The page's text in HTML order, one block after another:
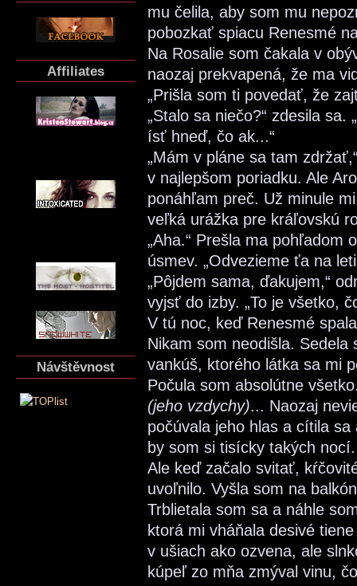
Affiliates
Návštěvnost
mu čelila, aby som mu
pobozkať spiacu Renesmé
Na Rosalie som čakala v
naozaj prekvapená, že ma
„Prišla som ti povedať, že
„Stalo sa niečo?“ zdesila
ísť hneď, čo ak...“
„Mám v pláne sa tam
v najlepšom poriadku. Ale
ponáhľam preč. Už minule
veľká urážka pre kráľovskú
„Aha.“ Prešla ma pohľadom
úsmev. „Odvezieme ťa na
„Pôjdem sama, ďakujem,“
vyjsť do izby. „To je všetko,
V tú noc, keď Renesmé
Nikam som neodišla.
vankúš, ktorého látka sa mi
Počula som absolútne
(jeho vzdychy)... Naozaj
počúvala jeho hlas a cítila
by som si tisícky takých nocí.
Ale keď začalo svitať,
uvoľnilo. Vyšla som na
Trblietala som sa a náhle
ktorá mi vháňala desivé
v ušiach ako ozvena, ale
kúpeľ zo mňa zmýval vinu,